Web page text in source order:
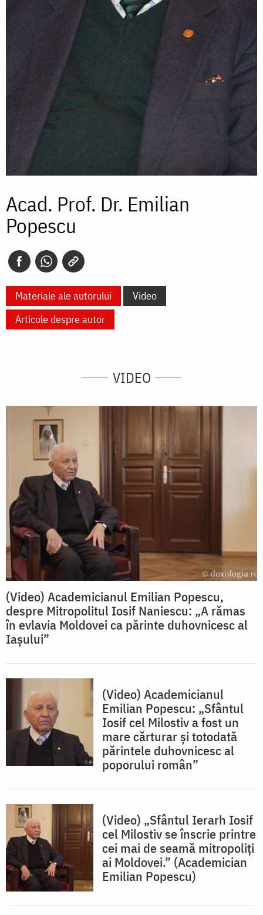
Acad. Prof. Dr. Emilian
Popescu
Materiale ale autorului
Video
Articole despre autor
VIDEO
(Video) Academicianul Emilian Popescu,
despre Mitropolitul Iosif Naniescu: „A rămas
în evlavia Moldovei ca părinte duhovnicesc al
Iașului”
(Video) Academicianul
Emilian Popescu: „Sfântul
Iosif cel Milostiv a fost un
mare cărturar și totodată
părintele duhovnicesc al
poporului român”
(Video) „Sfântul Ierarh Iosif
cel Milostiv se înscrie printre
cei mai de seamă mitropoliți
ai Moldovei.” (Academician
Emilian Popescu)